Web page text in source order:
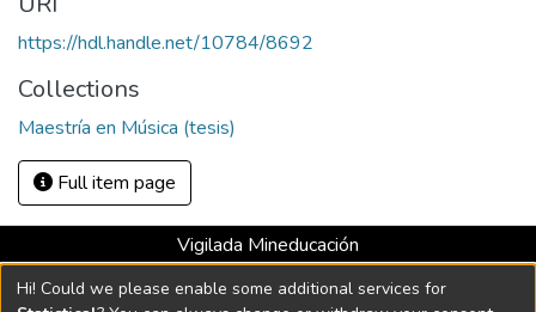
https://hdl.handle.net/10784/8692
Collections
Maestría en Música (tesis)
Full item page
Vigilada Mineducación
Universidad con Acreditación Institucional hasta 2026 -
Resolución MEN 2158 de 2018
Hi! Could we please enable some additional services for